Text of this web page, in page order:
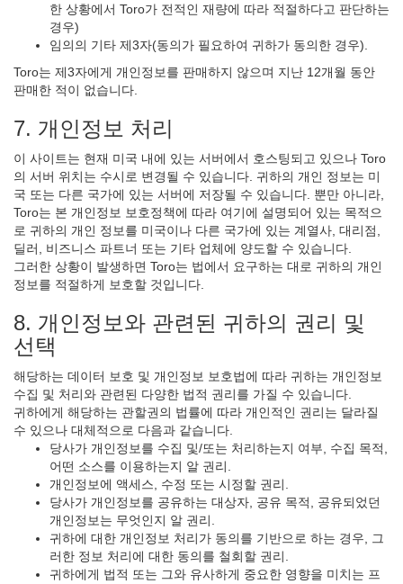
한 상황에서 Toro가 전적인 재량에 따라 적절하다고 판단하는
경우)
임의의 기타 제3자(동의가 필요하여 귀하가 동의한 경우).
Toro는 제3자에게 개인정보를 판매하지 않으며 지난 12개월 동안
판매한 적이 없습니다.
7. 개인정보 처리
이 사이트는 현재 미국 내에 있는 서버에서 호스팅되고 있으나 Toro
의 서버 위치는 수시로 변경될 수 있습니다. 귀하의 개인 정보는 미
국 또는 다른 국가에 있는 서버에 저장될 수 있습니다. 뿐만 아니라,
Toro는 본 개인정보 보호정책에 따라 여기에 설명되어 있는 목적으
로 귀하의 개인 정보를 미국이나 다른 국가에 있는 계열사, 대리점,
딜러, 비즈니스 파트너 또는 기타 업체에 양도할 수 있습니다.
그러한 상황이 발생하면 Toro는 법에서 요구하는 대로 귀하의 개인
정보를 적절하게 보호할 것입니다.
8. 개인정보와 관련된 귀하의 권리 및
선택
해당하는 데이터 보호 및 개인정보 보호법에 따라 귀하는 개인정보
수집 및 처리와 관련된 다양한 법적 권리를 가질 수 있습니다.
귀하에게 해당하는 관할권의 법률에 따라 개인적인 권리는 달라질
수 있으나 대체적으로 다음과 같습니다.
당사가 개인정보를 수집 및/또는 처리하는지 여부, 수집 목적,
어떤 소스를 이용하는지 알 권리.
개인정보에 액세스, 수정 또는 시정할 권리.
당사가 개인정보를 공유하는 대상자, 공유 목적, 공유되었던
개인정보는 무엇인지 알 권리.
귀하에 대한 개인정보 처리가 동의를 기반으로 하는 경우, 그
러한 정보 처리에 대한 동의를 철회할 권리.
귀하에게 법적 또는 그와 유사하게 중요한 영향을 미치는 프